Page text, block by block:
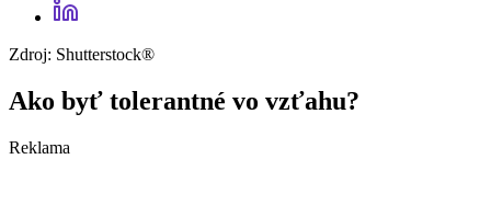
Zdroj: Shutterstock®
Ako byť tolerantné vo vzťahu?
Reklama